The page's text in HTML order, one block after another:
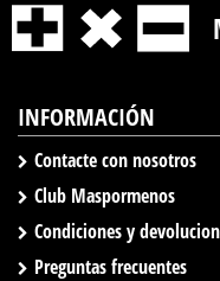
INFORMACIÓN
Contacte con nosotros
Club Maspormenos
Condiciones y
Preguntas frecuentes